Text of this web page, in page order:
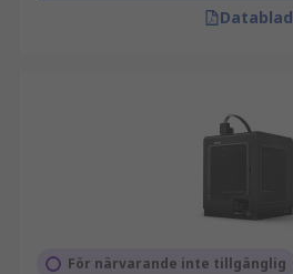
Datablad
För närvarande inte tillgänglig